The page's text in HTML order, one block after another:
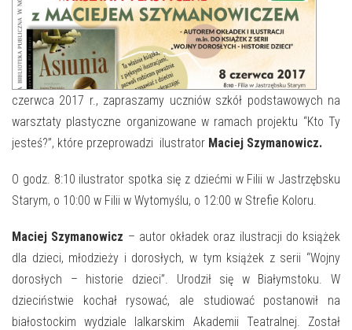
WYDARZENIA BIEŻĄCE
WYDARZYŁO SIĘ
STREFA WIEDZY O REGIONIE
STREFA KOLORU
FORMY STAŁE
NASZE FILIE
POLECANE STRONY
FOTO
E-INFORMATOR
O NAS
czerwca 2017 r., zapraszamy uczniów szkół podstawowych na
warsztaty plastyczne organizowane w ramach projektu “Kto Ty
jesteś?”, które przeprowadzi ilustrator Maciej Szymanowicz.
O godz. 8:10 ilustrator spotka się z dziećmi w Filii w Jastrzębsku
Starym, o 10:00 w Filii w Wytomyślu, o 12:00 w Strefie Koloru.
Maciej Szymanowicz – autor okładek oraz ilustracji do książek
dla dzieci, młodzieży i dorosłych, w tym książek z serii “Wojny
dorosłych – historie dzieci”. Urodził się w Białymstoku. W
dzieciństwie kochał rysować, ale studiować postanowił na
białostockim wydziale lalkarskim Akademii Teatralnej. Został